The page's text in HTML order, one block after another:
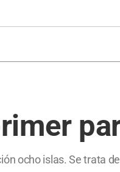
ocho islas. Se trata